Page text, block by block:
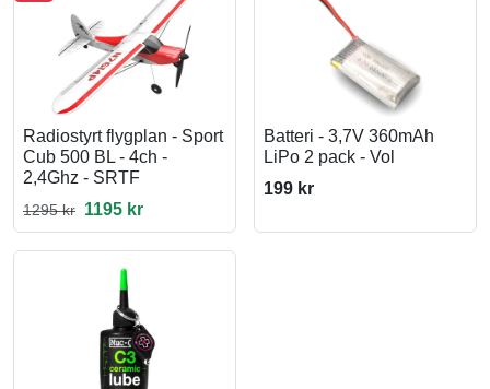
Radiostyrt flygplan - Sport
Cub 500 BL - 4ch -
2,4Ghz - SRTF
1295 kr 1195 kr
Batteri - 3,7V 360mAh
LiPo 2 pack - Vol
199 kr